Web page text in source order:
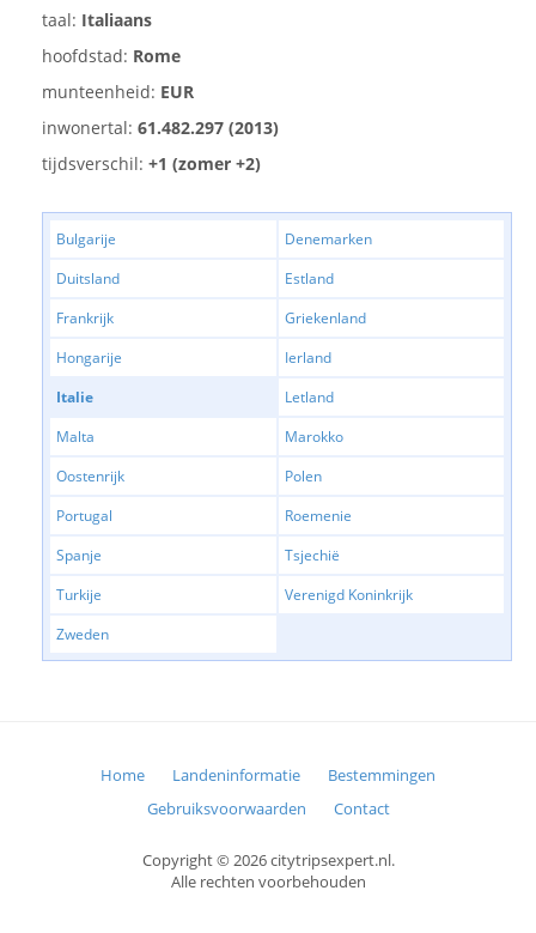
taal: Italiaans
hoofdstad: Rome
munteenheid: EUR
inwonertal: 61.482.297 (2013)
tijdsverschil: +1 (zomer +2)
Bulgarije
Denemarken
Duitsland
Estland
Frankrijk
Griekenland
Hongarije
Ierland
Italie
Letland
Malta
Marokko
Oostenrijk
Polen
Portugal
Roemenie
Spanje
Tsjechië
Turkije
Verenigd Koninkrijk
Zweden
Home Landeninformatie
Bestemmingen
Gebruiksvoorwaarden
Contact
Copyright © 2026 citytripsexpert.nl.
Alle rechten voorbehouden